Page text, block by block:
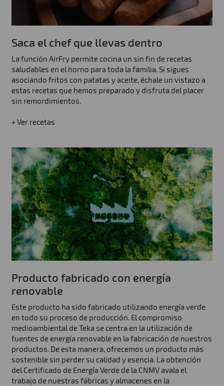
Saca el chef que llevas dentro
La función AirFry permite cocina un sin fin de recetas
saludables en el horno para toda la familia. Si sigues
asociando fritos con patatas y aceite, échale un vistazo a
estas recetas que hemos preparado y disfruta del placer
sin remordimientos.
+ Ver recetas
Producto fabricado con energía
renovable
Este producto ha sido fabricado utilizando energía verde
en todo su proceso de producción. El compromiso
medioambiental de Teka se centra en la utilización de
fuentes de energía renovable en la fabricación de nuestros
productos. De esta manera, ofrecemos un producto más
sostenible sin perder su calidad y esencia. La obtención
del Certificado de Energía Verde de la CNMV avala el
trabajo de nuestras fábricas y almacenes en la